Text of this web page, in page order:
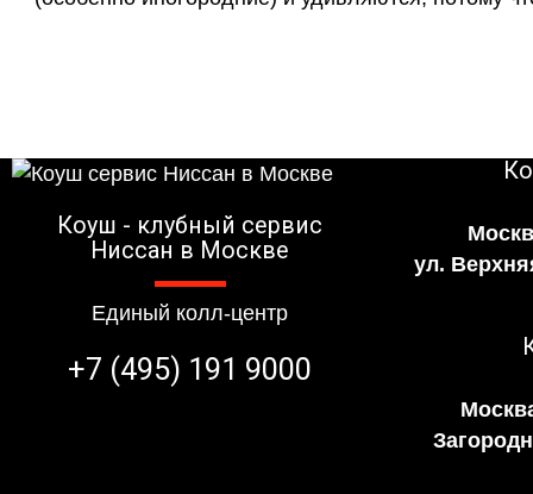
Коуш - клубный сервис
Ниссан в Москве
Единый колл-центр
+7 (495) 191 9000
ул.